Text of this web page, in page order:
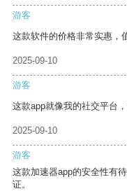
游客
这款软件的价格非常实惠，
2025-09-10
游客
这款app就像我的社交平台
2025-09-10
游客
这款加速器app的安全性有
证。